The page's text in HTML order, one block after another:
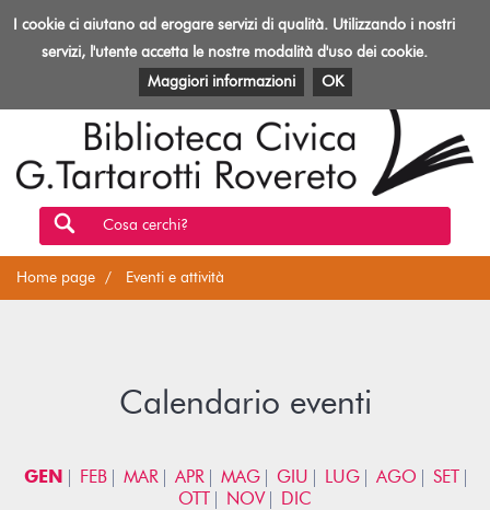
Toggle
Biblioteca
Rovereto
EVENTI E ATTIVITÀ PATRIMONIO E RISORSE
Cosa cerchi?
Home page Eventi e attività
Calendario eventi
GEN FEB MAR APR MAG GIU LUG AGO
SET
OTT
NOV
DIC
I cookie ci aiutano ad erogare servizi di qualità. Utilizzando i nostri
servizi, l'utente accetta le nostre modalità d'uso dei cookie.
Maggiori informazioni
OK